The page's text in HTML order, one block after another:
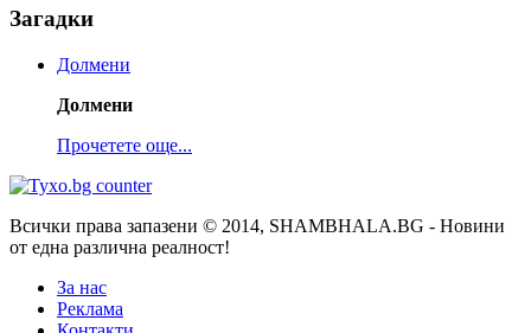
Загадки
Долмени
Долмени
Прочетете още...
Всички права запазени © 2014, SHAMBHALA.BG - Новини
от една различна реалност!
За нас
Реклама